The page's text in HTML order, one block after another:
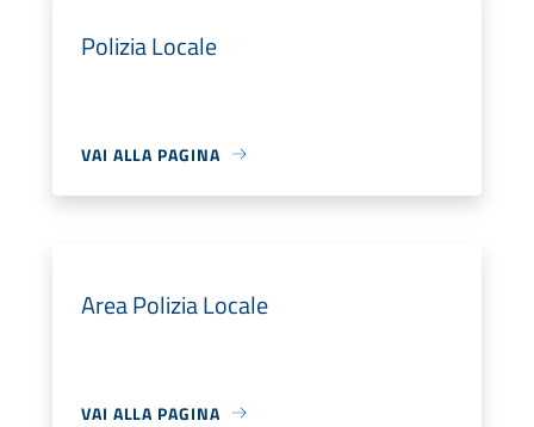
Polizia Locale
VAI ALLA PAGINA
Area Polizia Locale
VAI ALLA PAGINA